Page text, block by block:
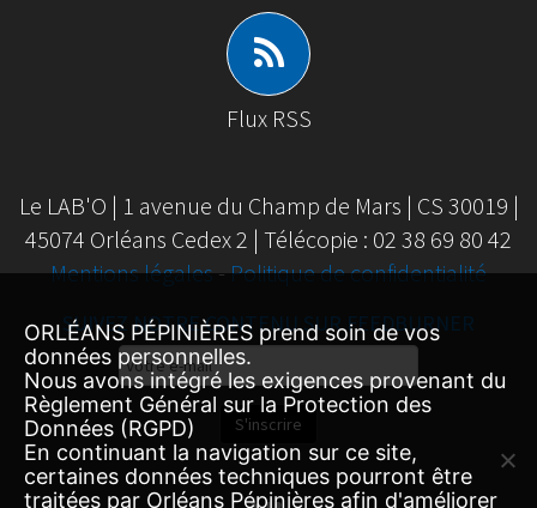
Flux RSS
Le LAB'O | 1 avenue du Champ de Mars | CS 30019 |
45074 Orléans Cedex 2 | Télécopie : 02 38 69 80 42
Mentions légales-Politique de confidentialité
SUIVEZ NOTRE CONTENU SUR FEEDBURNER
Email
Subscription
S'inscrire
ORLÉANS PÉPINIÈRES prend soin de vos
données personnelles.
Nous avons intégré les exigences provenant du
Règlement Général sur la Protection des
Données (RGPD)
En continuant la navigation sur ce site,
certaines données techniques pourront être
traitées par Orléans Pépinières afin d'améliorer